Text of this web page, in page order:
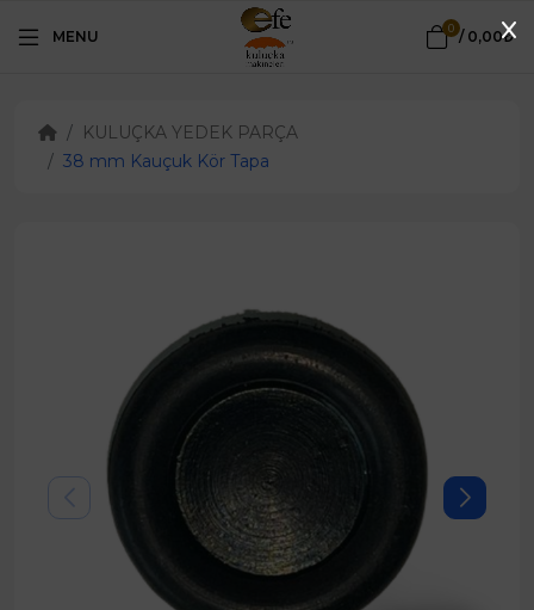
MENU 0 / 0,00₺
KULUÇKA YEDEK PARÇA
38 mm Kauçuk Kör Tapa